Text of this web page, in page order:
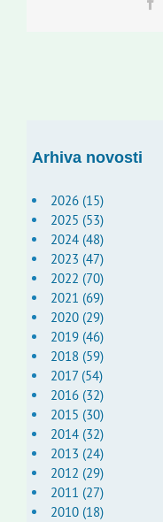
Arhiva novosti
2026 (15)
2025 (53)
2024 (48)
2023 (47)
2022 (70)
2021 (69)
2020 (29)
2019 (46)
2018 (59)
2017 (54)
2016 (32)
2015 (30)
2014 (32)
2013 (24)
2012 (29)
2011 (27)
2010 (18)